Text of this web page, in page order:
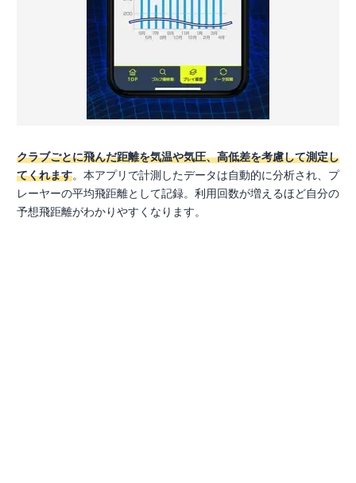
クラブごとに飛んだ距離を気温や気圧、高低差を考慮して測定し
てくれます。本アプリで計測したデータは自動的に分析され、プ
レーヤーの平均飛距離として記録。利用回数が増えるほど自分の
予想飛距離がわかりやすくなります。